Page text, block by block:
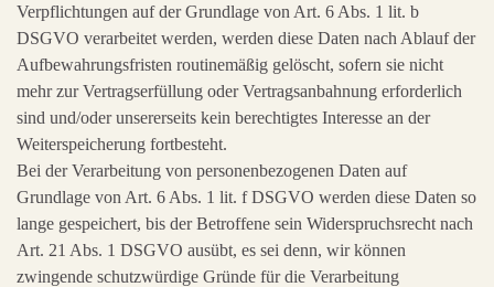
Verpflichtungen auf der Grundlage von Art. 6 Abs. 1 lit. b
DSGVO verarbeitet werden, werden diese Daten nach Ablauf der
Aufbewahrungsfristen routinemäßig gelöscht, sofern sie nicht
mehr zur Vertragserfüllung oder Vertragsanbahnung erforderlich
sind und/oder unsererseits kein berechtigtes Interesse an der
Weiterspeicherung fortbesteht.
Bei der Verarbeitung von personenbezogenen Daten auf
Grundlage von Art. 6 Abs. 1 lit. f DSGVO werden diese Daten so
lange gespeichert, bis der Betroffene sein Widerspruchsrecht nach
Art. 21 Abs. 1 DSGVO ausübt, es sei denn, wir können
zwingende schutzwürdige Gründe für die Verarbeitung